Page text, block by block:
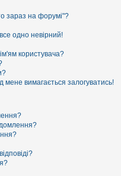
зараз на форумі"?
одно невірний!
користувача?
вимагається залогуватись!